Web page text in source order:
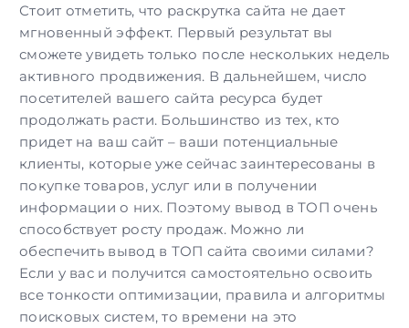
Стоит отметить, что раскрутка сайта не дает
мгновенный эффект. Первый результат вы
сможете увидеть только после нескольких недель
активного продвижения. В дальнейшем, число
посетителей вашего сайта ресурса будет
продолжать расти. Большинство из тех, кто
придет на ваш сайт – ваши потенциальные
клиенты, которые уже сейчас заинтересованы в
покупке товаров, услуг или в получении
информации о них. Поэтому вывод в ТОП очень
способствует росту продаж. Можно ли
обеспечить вывод в ТОП сайта своими силами?
Если у вас и получится самостоятельно освоить
все тонкости оптимизации, правила и алгоритмы
поисковых систем, то времени на это